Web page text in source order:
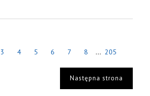
3 4 5 6 7 8 ... 205
Następna strona